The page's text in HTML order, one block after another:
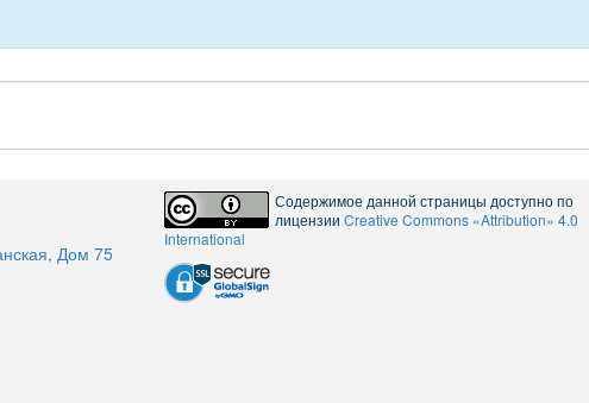
Дом 75
Содержимое данной страницы доступно по
лицензии Creative Commons «Attribution» 4.0
International